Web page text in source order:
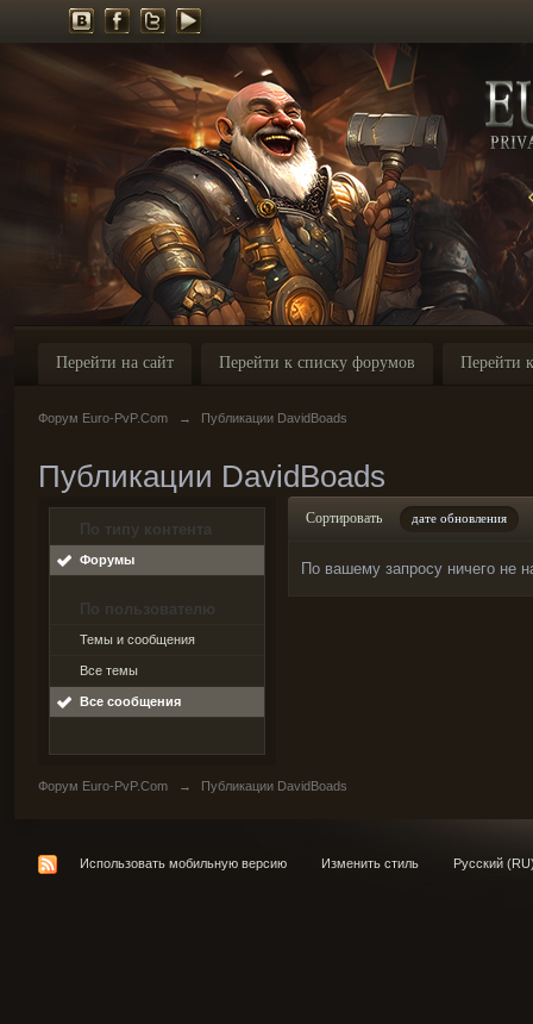
Перейти на сайт Перейти к списку форумов Перейти
Форум Euro-PvP.Com → Публикации DavidBoads
Публикации DavidBoads
По типу контента
Форумы
По пользователю
Темы и сообщения
Все темы
Все сообщения
Сортировать дате обновления
По вашему запросу ничего не
Форум Euro-PvP.Com → Публикации DavidBoads
Использовать мобильную версию Изменить стиль Русский